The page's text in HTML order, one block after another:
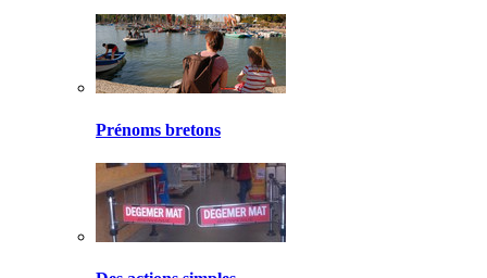
Prénoms bretons